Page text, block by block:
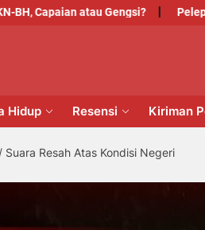
atau Gengsi? Pelepasan
Hidup Resensi Kiriman
Suara Resah Atas Kondisi Negeri